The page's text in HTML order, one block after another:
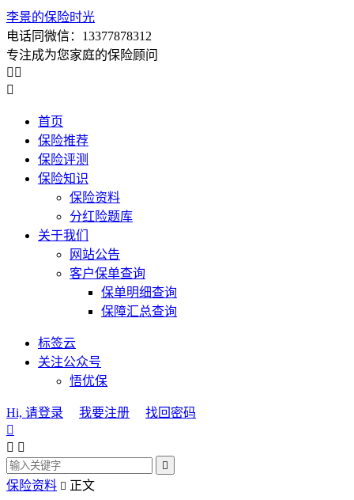
李景的保险时光
电话同微信：13377878312
专注成为您家庭的保险顾问
 

首页
保险推荐
保险评测
保险知识
保险资料
分红险题库
关于我们
网站公告
客户保单查询
保单明细查询
保障汇总查询
标签云
关注公众号
悟优保
Hi, 请登录 我要注册
找回密码

 

保险资料  正文